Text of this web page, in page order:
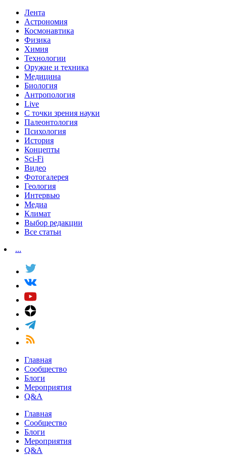
Лента
Астрономия
Космонавтика
Физика
Химия
Технологии
Оружие и техника
Медицина
Биология
Антропология
Live
С точки зрения науки
Палеонтология
Психология
История
Концепты
Sci-Fi
Видео
Фотогалерея
Геология
Интервью
Медиа
Климат
Выбор редакции
Все статьи
...
Главная
Сообщество
Блоги
Мероприятия
Q&A
Главная
Сообщество
Блоги
Мероприятия
Q&A